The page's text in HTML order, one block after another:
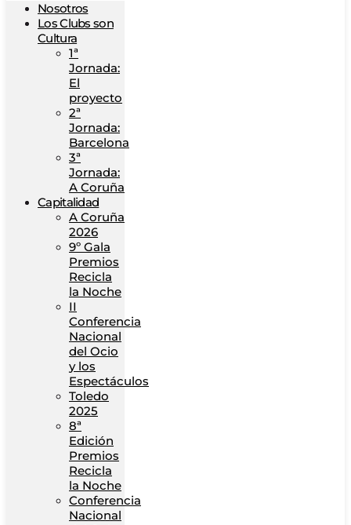
Nosotros
Los Clubs son
Cultura
1ª
Jornada:
El
proyecto
2ª
Jornada:
Barcelona
3ª
Jornada:
A Coruña
Capitalidad
A Coruña
2026
9º Gala
Premios
Recicla
la Noche
II
Conferencia
Nacional
del Ocio
y los
Espectáculos
Toledo
2025
8ª
Edición
Premios
Recicla
la Noche
Conferencia
Nacional